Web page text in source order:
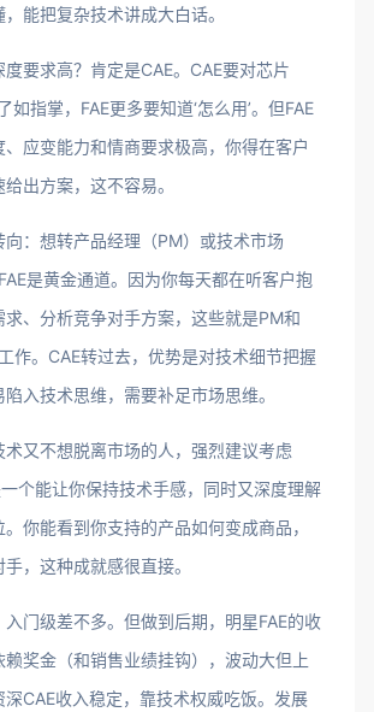
能把复杂技术讲成大白话。
度要求高？肯定是CAE。CAE要对芯片
如指掌，FAE更多要知道‘怎么用’。但FAE
、应变能力和情商要求极高，你得在客户
出方案，这不容易。
向：想转产品经理（PM）或技术市场
是黄金通道。因为你每天都在听客户抱
求、分析竞争对手方案，这些就是PM和
作。CAE转过去，优势是对技术细节把握
入技术思维，需要补足市场思维。
术又不想脱离市场的人，强烈建议考虑
一个能让你保持技术手感，同时又深度理解
你能看到你支持的产品如何变成商品，
，这种成就感很直接。
入门级差不多。但做到后期，明星FAE的收
赖奖金（和销售业绩挂钩），波动大但上
深CAE收入稳定，靠技术权威吃饭。发展